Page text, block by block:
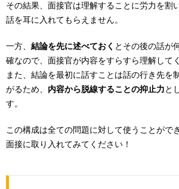
その結果、面接官は理解することに労力を割
話を耳に入れてもらえません。
一方、 結論を先に述べておく とその後の話が
確なので、面接官が内容をすらすら理解して
また、結論を最初に話すことは話の行き先を
がるため、 内容から脱線することの抑止力と
す。
この構成は全ての問題に対して使うことがで
面接に取り入れてみてください！